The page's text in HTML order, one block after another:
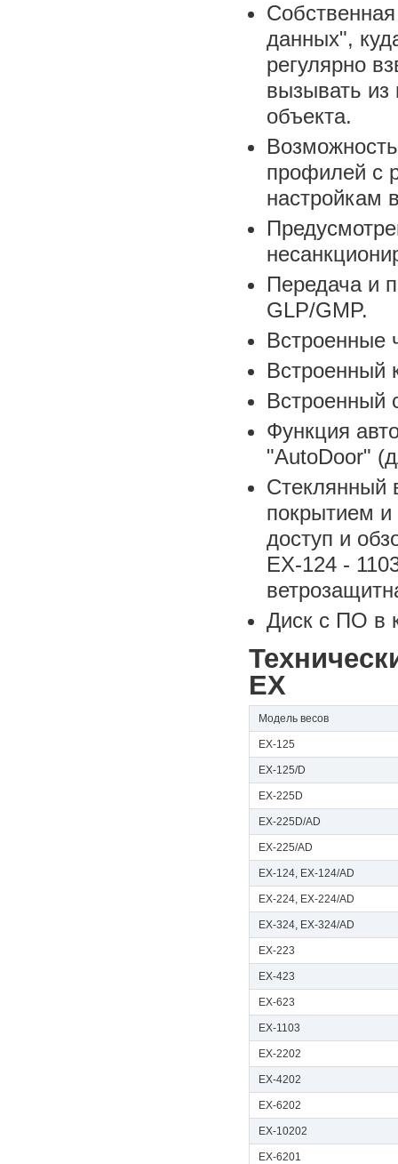
данных",
регулярно
вызывать из
объекта.
профилей с
настройкам
Передача и
GLP/GMP.
Встроенные
Встроенный
Встроенный
Функция
"AutoDoor"
Стеклянный
покрытием и
доступ и
EX-124 -
Диск с ПО в
EX
Модель весов
EX-125
EX-125/D
EX-225D
EX-225D/AD
EX-225/AD
EX-124, EX-124/AD
EX-224, EX-224/AD
EX-324, EX-324/AD
EX-223
EX-423
EX-623
EX-1103
EX-2202
EX-4202
EX-6202
EX-10202
EX-6201